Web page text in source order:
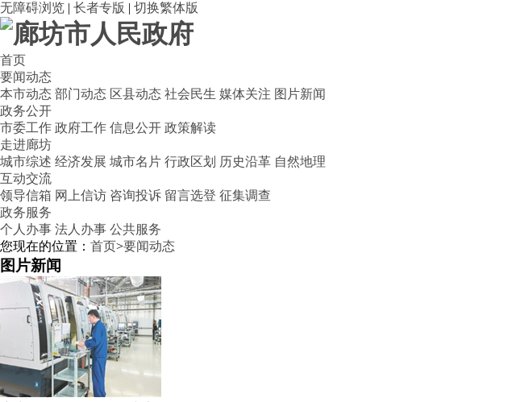
无障碍浏览 | 长者专版 | 切换繁体版
首页
要闻动态
本市动态 部门动态 区县动态 社会民生 媒体关注 图片新闻
政务公开
市委工作 政府工作 信息公开 政策解读
走进廊坊
城市综述 经济发展 城市名片 行政区划 历史沿革 自然地理
互动交流
领导信箱 网上信访 咨询投诉 留言选登 征集调查
政务服务
个人办事 法人办事 公共服务
您现在的位置： 首页>要闻动态
图片新闻